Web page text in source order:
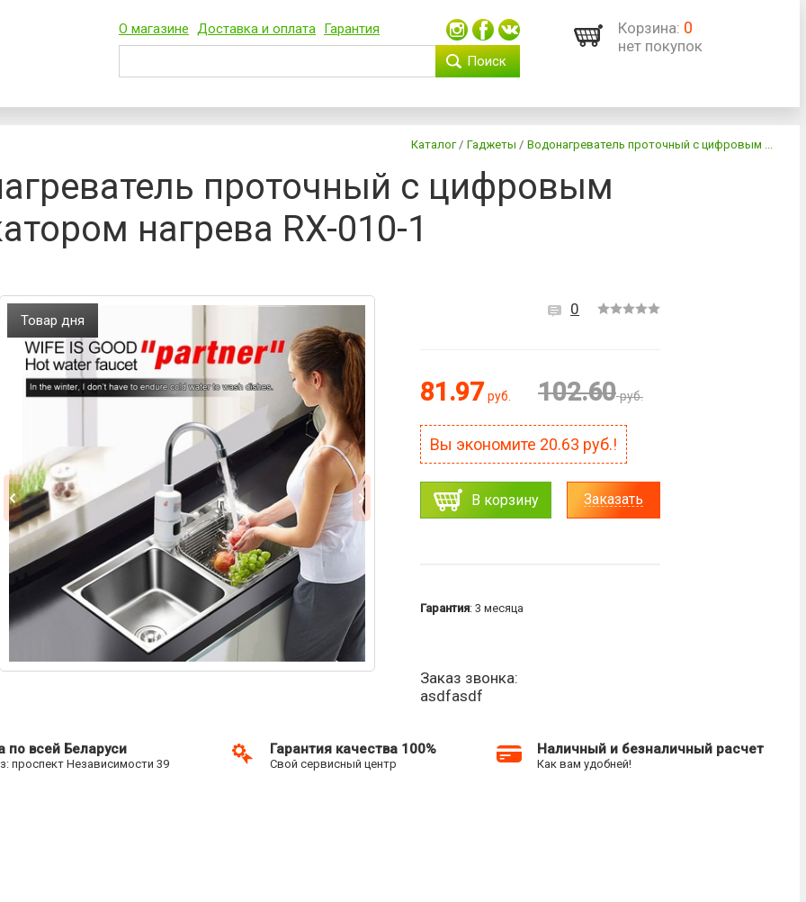
О магазине Доставка и оплата Гарантия
Поиск
Корзина: 0
нет покупок
Каталог / Гаджеты / Водонагреватель проточный с цифровым ...
проточный с цифровым
нагрева RX-010-1
Товар дня
0
81.97 руб. 102.60 руб.
Вы экономите 20.63 руб.!
В корзину Заказать
Гарантия: 3 месяца
Заказ звонка:
asdfasdf
по всей Беларуси
проспект Независимости 39
Гарантия качества 100%
Свой сервисный центр
Наличный и безналичный расчет
Как вам удобней!